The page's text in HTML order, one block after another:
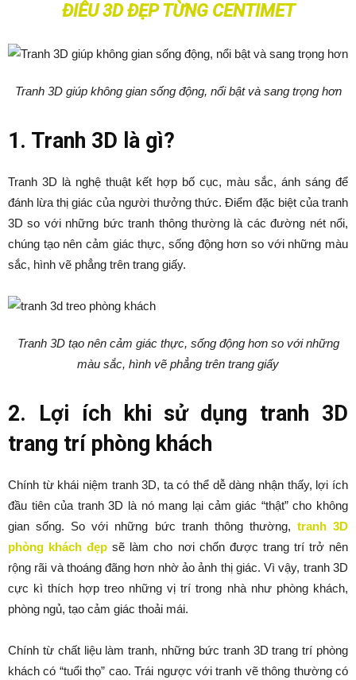
ĐIÊU 3D ĐẸP TỪNG CENTIMET
Tranh 3D giúp không gian sống động, nổi bật và sang trọng hơn
1. Tranh 3D là gì?
Tranh 3D là nghệ thuật kết hợp bố cục, màu sắc, ánh sáng để
đánh lừa thị giác của người thưởng thức. Điểm đặc biệt của tranh
3D so với những bức tranh thông thường là các đường nét nổi,
chúng tạo nên cảm giác thực, sống động hơn so với những màu
sắc, hình vẽ phẳng trên trang giấy.
Tranh 3D tạo nên cảm giác thực, sống động hơn so với những
màu sắc, hình vẽ phẳng trên trang giấy
2. Lợi ích khi sử dụng tranh 3D
trang trí phòng khách
Chính từ khái niệm tranh 3D, ta có thể dễ dàng nhận thấy, lợi ích
đầu tiên của tranh 3D là nó mang lại cảm giác “thật” cho không
gian sống. So với những bức tranh thông thường, tranh 3D
phòng khách đẹp sẽ làm cho nơi chốn được trang trí trở nên
rộng rãi và thoáng đãng hơn nhờ ảo ảnh thị giác. Vì vậy, tranh 3D
cực kì thích hợp treo những vị trí trong nhà như phòng khách,
phòng ngủ, tạo cảm giác thoải mái.
Chính từ chất liệu làm tranh, những bức tranh 3D trang trí phòng
khách có “tuổi thọ” cao. Trái ngược với tranh vẽ thông thường có